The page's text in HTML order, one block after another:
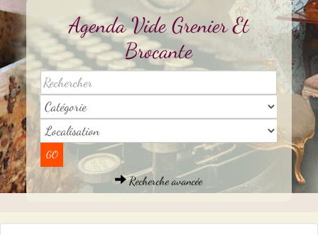
Agenda Vide Grenier Et
Brocante
Recherche avancée